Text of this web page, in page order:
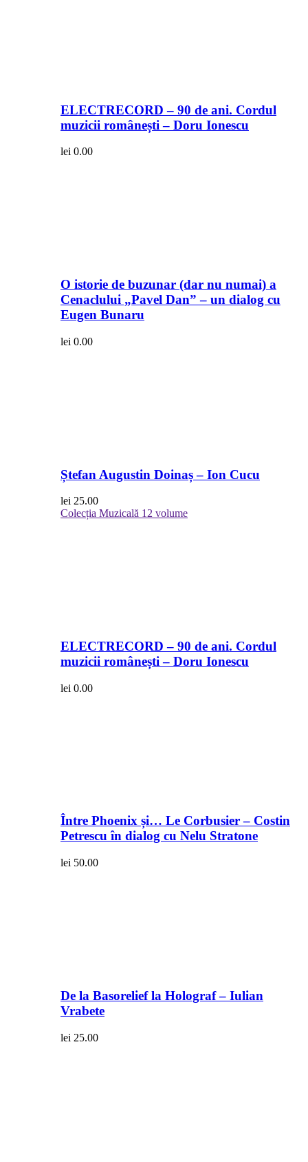
ELECTRECORD – 90 de ani. Cordul
muzicii românești – Doru Ionescu
lei 0.00
O istorie de buzunar (dar nu numai) a
Cenaclului „Pavel Dan” – un dialog cu
Eugen Bunaru
lei 0.00
Ștefan Augustin Doinaș – Ion Cucu
lei 25.00
Colecția Muzicală 12 volume
ELECTRECORD – 90 de ani. Cordul
muzicii românești – Doru Ionescu
lei 0.00
Între Phoenix și… Le Corbusier – Costin
Petrescu în dialog cu Nelu Stratone
lei 50.00
De la Basorelief la Holograf – Iulian
Vrabete
lei 25.00